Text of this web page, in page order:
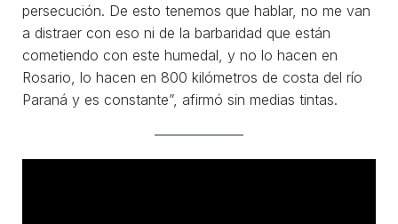
persecución. De esto tenemos que hablar, no me van
a distraer con eso ni de la barbaridad que están
cometiendo con este humedal, y no lo hacen en
Rosario, lo hacen en 800 kilómetros de costa del río
Paraná y es constante”, afirmó sin medias tintas.